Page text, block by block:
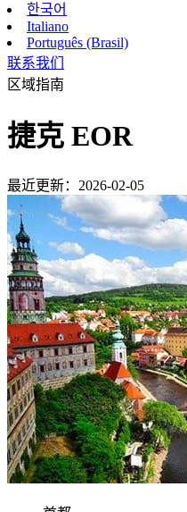
한국어
Italiano
Português (Brasil)
联系我们
区域指南
捷克 EOR
最近更新：2026-02-05